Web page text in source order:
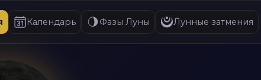
Календарь Фазы Луны Лунные затмения